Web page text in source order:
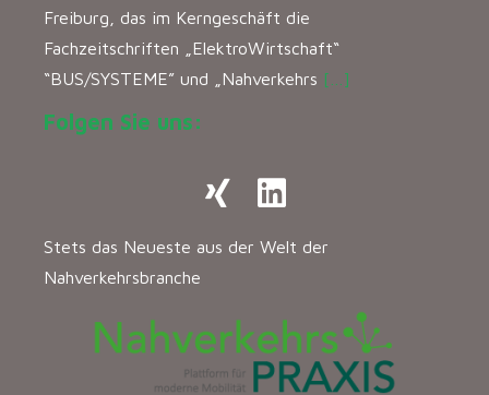
Freiburg, das im Kerngeschäft die
Fachzeitschriften „ElektroWirtschaft“
“BUS/SYSTEME” und „Nahverkehrs […]
Folgen Sie uns:
Stets das Neueste aus der Welt der
Nahverkehrsbranche